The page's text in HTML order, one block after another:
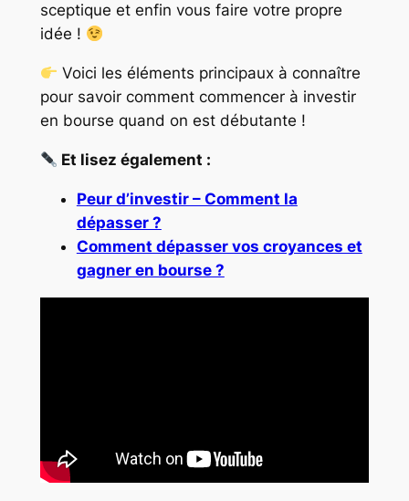
sceptique et enfin vous faire votre propre
idée !
Voici les éléments principaux à connaître
pour savoir comment commencer à investir
en bourse quand on est débutante !
Et lisez également :
Peur d’investir – Comment la
dépasser ?
Comment dépasser vos croyances et
gagner en bourse ?